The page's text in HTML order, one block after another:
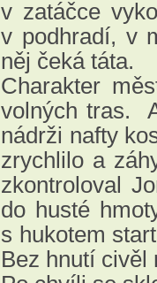
v zatáčce
v podhradí, v
něj čeká táta.
Charakter
volných tras.
nádrži nafty
zrychlilo a
zkontroloval
do husté
s hukotem
Bez hnutí civěl